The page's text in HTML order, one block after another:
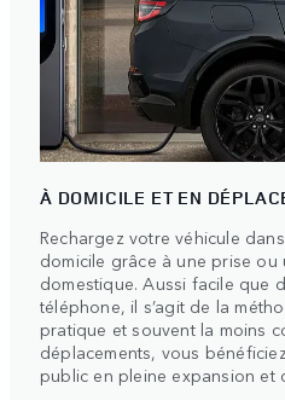
À DOMICILE ET EN
Rechargez votre véhicule
domicile grâce à une prise
domestique. Aussi facile que
téléphone, il s’agit de la
pratique et souvent la moins
déplacements, vous
public en pleine expansion et